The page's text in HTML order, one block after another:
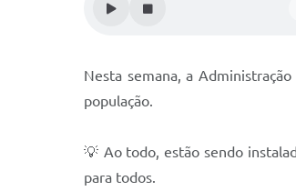
Nesta semana, a
população.
💡 Ao todo, estão sendo
para todos.